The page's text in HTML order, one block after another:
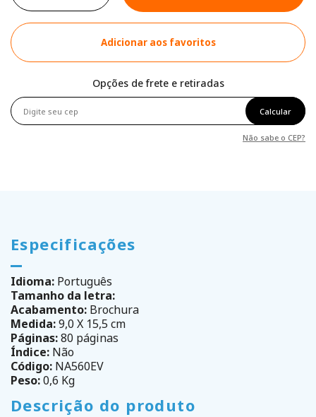
Adicionar aos favoritos
Opções de frete e retiradas
Calcular
Não sabe o CEP?
Especificações
Idioma: Português
Tamanho da letra:
Acabamento: Brochura
Medida:9,0 X 15,5 cm
Páginas:80 páginas
Índice: Não
Código: NA560EV
Peso:0,6 Kg
Descrição do produto